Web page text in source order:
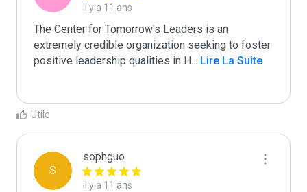
il y a 11 ans
The Center for Tomorrow's Leaders is an
extremely credible organization seeking to foster
positive leadership qualities in H... Lire La Suite
Utile
S
sophguo
il y a 11 ans